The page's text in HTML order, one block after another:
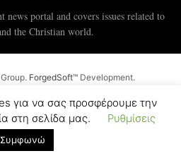
news portal and covers issues related to
the Christian world.
ForgedSoft™ Development.
για να σας προσφέρουμε την
στη σελίδα μας.
Ρυθμίσεις
Συμφωνώ